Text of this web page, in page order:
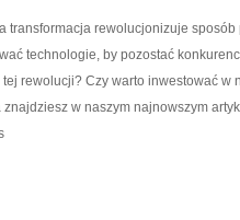
transformacja rewolucjonizuje
technologie, by pozostać
rewolucji? Czy warto inwestować
znajdziesz w naszym najnowszym